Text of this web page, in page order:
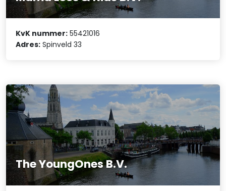
KvK nummer: 55421016
Adres: Spinveld 33
The YoungOnes B.V.